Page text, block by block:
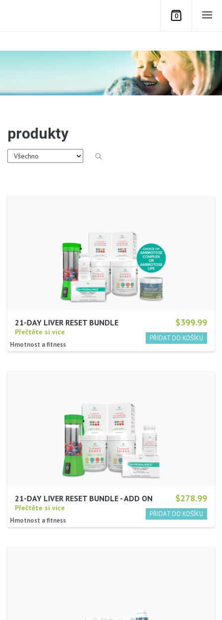
0
produkty
$399.99
21-DAY LIVER RESET BUNDLE
Přečtěte si více
Hmotnost a fitness
$278.99
21-DAY LIVER RESET BUNDLE - ADD ON
Přečtěte si více
Hmotnost a fitness